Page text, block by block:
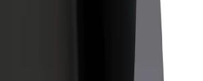
miji
ndege
Kuchajia ya Bolt